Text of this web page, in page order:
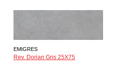
EMIGRES
Rev. Dorian Gris 25X75